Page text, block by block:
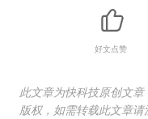
好文点赞
此文章为快科技原创文
版权，如需转载此文章